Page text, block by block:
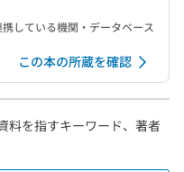
している機関・データベース
この本の所蔵を確認
料を指すキーワード、著者